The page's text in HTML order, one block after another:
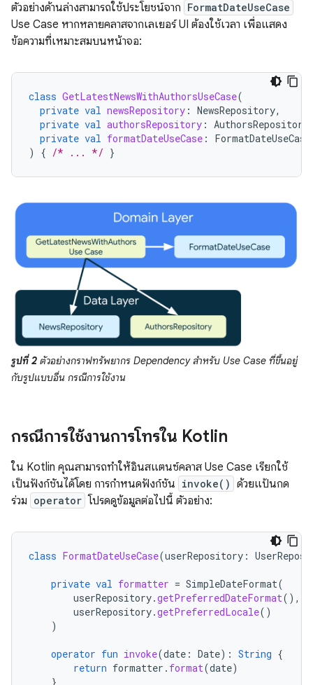
ตัวอย่างด้านล่างสามารถใช้ประโยชน์จาก FormatDateUseCase
Use Case หากหลายคลาสจากเลเยอร์ UI ต้องใช้เวลา เพื่อแสดง
ข้อความที่เหมาะสมบนหน้าจอ:
class GetLatestNewsWithAuthorsUseCase(
private val newsRepository : NewsRepository,
private val authorsRepository : AuthorsRepository
private val formatDateUseCase :
FormatDateUseCase
)
{ /* ... */ }
รูปที่ 2 ตัวอย่างกราฟทรัพยากร Dependency สำหรับ Use Case ที่ขึ้นอยู่
กับรูปแบบอื่น กรณีการใช้งาน
กรณีการใช้งานการโทรใน Kotlin
ใน Kotlin คุณสามารถทำให้อินสแตนซ์คลาส Use Case เรียกใช้
เป็นฟังก์ชันได้โดย การกำหนดฟังก์ชัน invoke() ด้วยแป้นกด
ร่วม operator โปรดดูข้อมูลต่อไปนี้ ตัวอย่าง:
class FormatDateUseCase(userRepository :
private val formatter = SimpleDateFormat(
userRepository.getPreferredDateFormat(),
userRepository.getPreferredLocale()
)
operator fun invoke(date : Date): String {
return formatter . format(date)
}